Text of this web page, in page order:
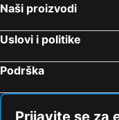
Naši proizvodi
Uslovi i politike
Podrška
Prijavite se za